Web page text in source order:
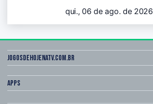
qui., 06 de ago. de 2026
Jogosdehojenatv.com.br
Apps